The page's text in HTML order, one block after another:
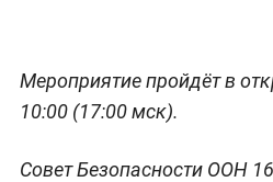
Мероприятие пройдёт в
10:00 (17:00 мск).
Совет Безопасности ООН